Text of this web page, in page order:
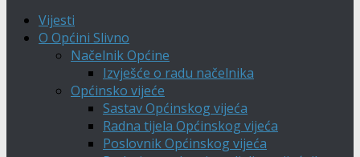
Vijesti
O Općini Slivno
Načelnik Općine
Izvješće o radu načelnika
Općinsko vijeće
Sastav Općinskog vijeća
Radna tijela Općinskog vijeća
Poslovnik Općinskog vijeća